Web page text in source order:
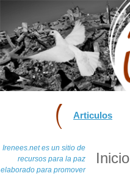
Articulos
Irenees.net es un sitio de
recursos para la paz
elaborado para promover
Inicio